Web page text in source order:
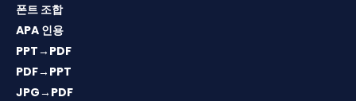
폰트 조합
APA 인용
PPT→PDF
PDF→PPT
JPG→PDF